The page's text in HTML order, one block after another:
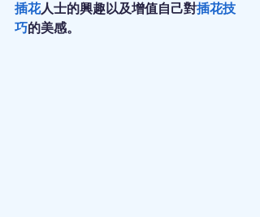
插花人士的興趣以及增值自己對插花技
巧的美感。